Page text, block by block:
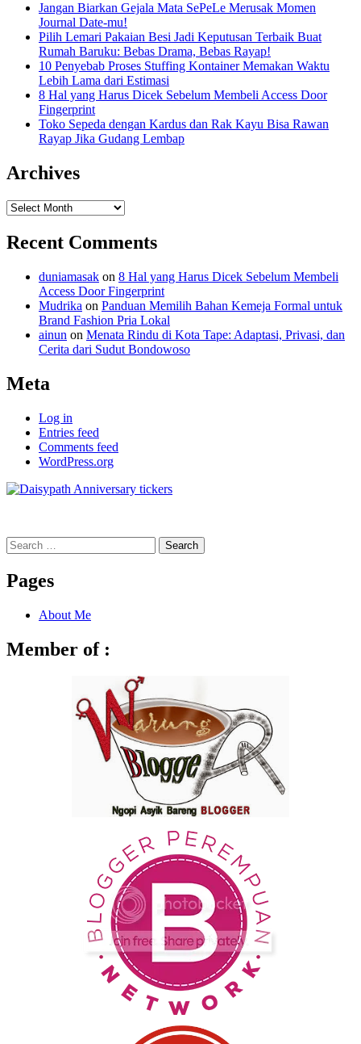
Jangan Biarkan Gejala Mata SePeLe Merusak Momen
Journal Date-mu!
Pilih Lemari Pakaian Besi Jadi Keputusan Terbaik Buat
Rumah Baruku: Bebas Drama, Bebas Rayap!
10 Penyebab Proses Stuffing Kontainer Memakan Waktu
Lebih Lama dari Estimasi
8 Hal yang Harus Dicek Sebelum Membeli Access Door
Fingerprint
Toko Sepeda dengan Kardus dan Rak Kayu Bisa Rawan
Rayap Jika Gudang Lembap
Archives
Archives
Recent Comments
duniamasak on 8 Hal yang Harus Dicek Sebelum Membeli
Access Door Fingerprint
Mudrika on Panduan Memilih Bahan Kemeja Formal untuk
Brand Fashion Pria Lokal
ainun on Menata Rindu di Kota Tape: Adaptasi, Privasi, dan
Cerita dari Sudut Bondowoso
Meta
Log in
Entries feed
Comments feed
WordPress.org
Search
for:
Pages
About Me
Member of :